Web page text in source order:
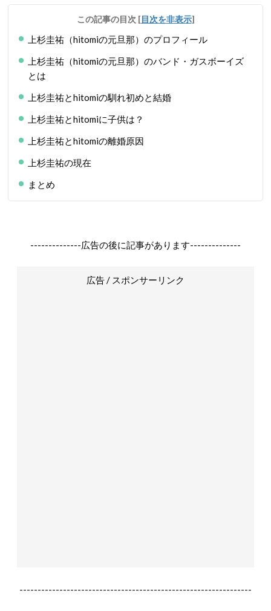
この記事の目次 [目次を非表示]
上杉圭祐（hitomiの元旦那）のプロフィール
上杉圭祐（hitomiの元旦那）のバンド・ガスボーイズ
とは
上杉圭祐とhitomiの馴れ初めと結婚
上杉圭祐とhitomiに子供は？
上杉圭祐とhitomiの離婚原因
上杉圭祐の現在
まとめ
--------------広告の後に記事があります--------------
広告 / スポンサーリンク
----------------------------------------------------------------